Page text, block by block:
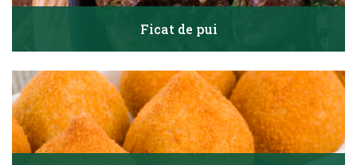
Ficat de pui